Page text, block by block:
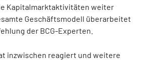
Kapitalmarktaktivitäten weiter
Geschäftsmodell überarbeitet
der BCG-Experten.
inzwischen reagiert und weitere